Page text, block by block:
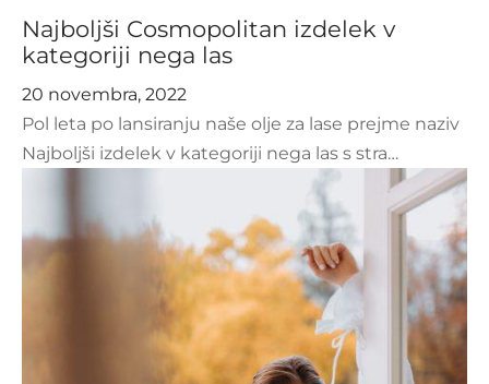
Najboljši Cosmopolitan izdelek v
kategoriji nega las
20 novembra, 2022
Pol leta po lansiranju naše olje za lase prejme naziv
Najboljši izdelek v kategoriji nega las s stra…